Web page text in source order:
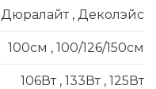
Дюралайт, Деколэйс
100см , 100/126/150см
106Вт, 133Вт, 125Вт